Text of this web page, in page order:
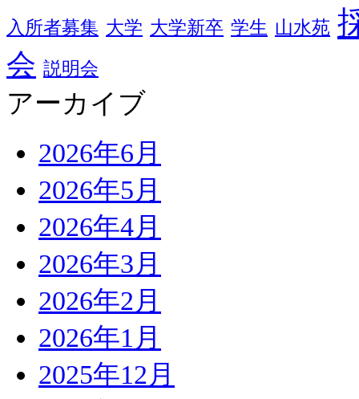
入所者募集 大学 大学新卒 学生 山水苑
会 説明会
アーカイブ
2026年6月
2026年5月
2026年4月
2026年3月
2026年2月
2026年1月
2025年12月